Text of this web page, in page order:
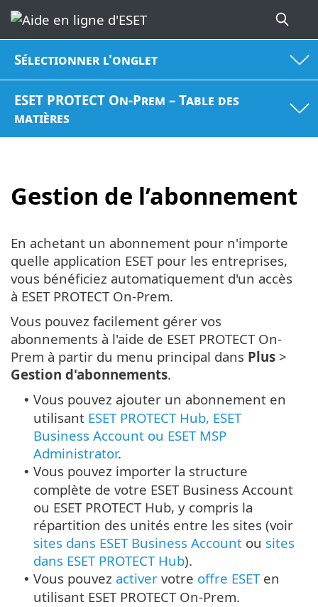
Sélectionner l'onglet
ESET PROTECT On-Prem – Table des
matières
Gestion de l’abonnement
En achetant un abonnement pour n'importe
quelle application ESET pour les entreprises,
vous bénéficiez automatiquement d'un accès
à ESET PROTECT On-Prem.
Vous pouvez facilement gérer vos
abonnements à l'aide de ESET PROTECT On-
Prem à partir du menu principal dans Plus >
Gestion d'abonnements.
• Vous pouvez ajouter un abonnement en
utilisant ESET PROTECT Hub, ESET
Business Account ou ESET MSP
Administrator.
• Vous pouvez importer la structure
complète de votre ESET Business Account
ou ESET PROTECT Hub, y compris la
répartition des unités entre les sites (voir
sites dans ESET Business Account ou sites
dans ESET PROTECT Hub).
• Vous pouvez activer votre offre ESETen
utilisant ESET PROTECT On-Prem.